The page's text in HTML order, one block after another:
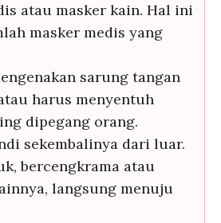
atau masker kain. Hal ini
masker medis yang
sarung tangan
harus menyentuh
dipegang orang.
sekembalinya dari luar.
bercengkrama atau
langsung menuju